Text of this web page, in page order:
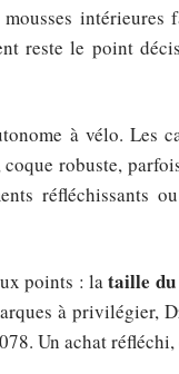
reste le point
à vélo. Les
robuste,
réfléchissants
points : lataille du
à privilégier,
Un achat